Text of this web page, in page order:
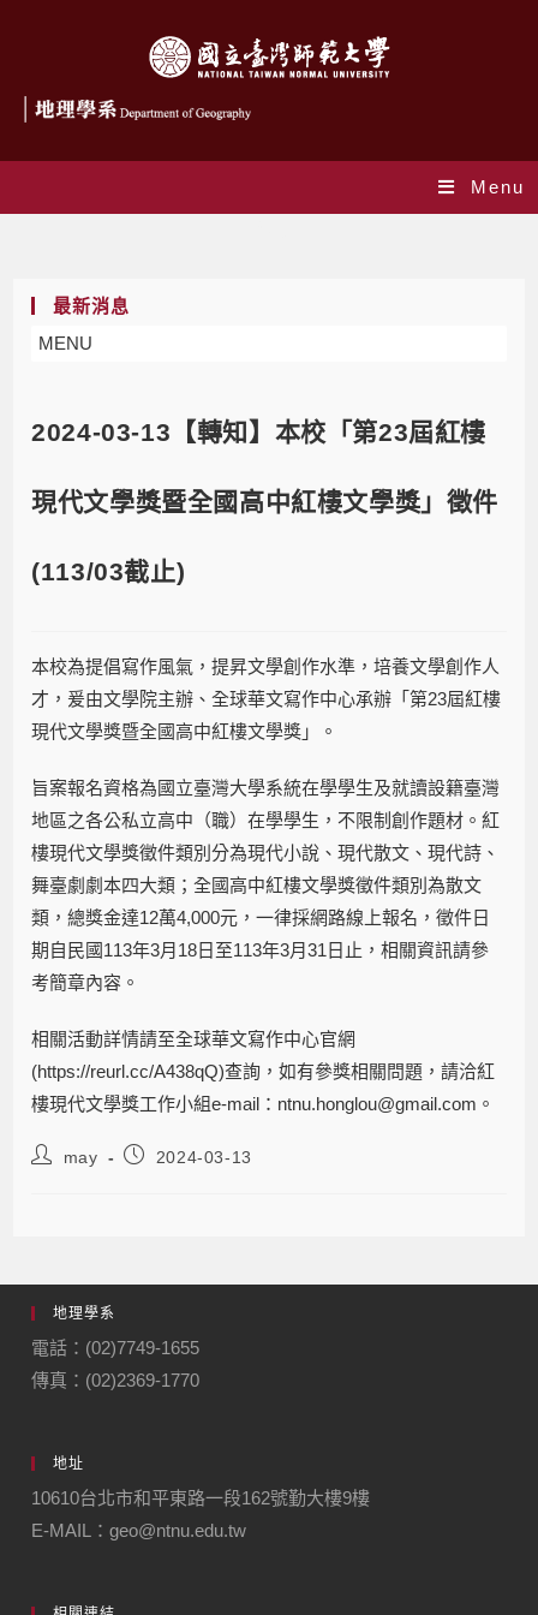
Menu
最新消息
MENU
2024-03-13【轉知】本校「第23屆紅樓
現代文學獎暨全國高中紅樓文學獎」徵件
(113/03截止)
本校為提倡寫作風氣，提昇文學創作水準，培養文學創作人
才，爰由文學院主辦、全球華文寫作中心承辦「第23屆紅樓
現代文學獎暨全國高中紅樓文學獎」。
旨案報名資格為國立臺灣大學系統在學學生及就讀設籍臺灣
地區之各公私立高中（職）在學學生，不限制創作題材。紅
樓現代文學獎徵件類別分為現代小說、現代散文、現代詩、
舞臺劇劇本四大類；全國高中紅樓文學獎徵件類別為散文
類，總獎金達12萬4,000元，一律採網路線上報名，徵件日
期自民國113年3月18日至113年3月31日止，相關資訊請參
考簡章內容。
相關活動詳情請至全球華文寫作中心官網
(https://reurl.cc/A438qQ)查詢，如有參獎相關問題，請洽紅
樓現代文學獎工作小組e-mail：ntnu.honglou@gmail.com。
may 2024-03-13
地理學系
電話：(02)7749-1655
傳真：(02)2369-1770
地址
10610台北市和平東路一段162號勤大樓9樓
E-MAIL：geo@ntnu.edu.tw